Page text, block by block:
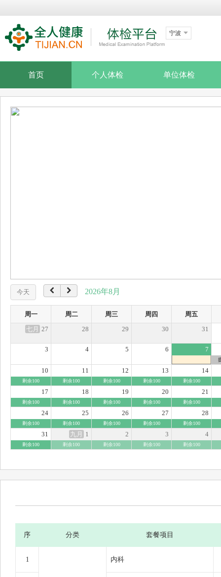
宁波
首页 个人体检 单位体检
今天 2026年8月
周一 周二 周三 周四
周五
七月 27 28 29 30 31
3 4 5 6 7
10
剩余100
11
剩余100
12
剩余100
13
剩余100
14
剩余100
17
剩余100
18
剩余100
19
剩余100
20
剩余100
21
剩余100
24
剩余100
25
剩余100
26
剩余100
27
剩余100
28
剩余100
31
剩余100
九月 1
剩余100
2
剩余100
3
剩余100
4
剩余100
序 分类 套餐项目
1 内科